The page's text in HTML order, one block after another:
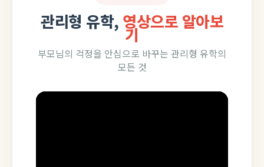
관리형 유학, 영상으로 알아보
기
부모님의 걱정을 안심으로 바꾸는 관리형 유학의
모든 것